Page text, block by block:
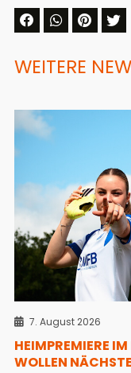
WEITERE
7. August 2026
HEIMPREMIERE
WOLLEN